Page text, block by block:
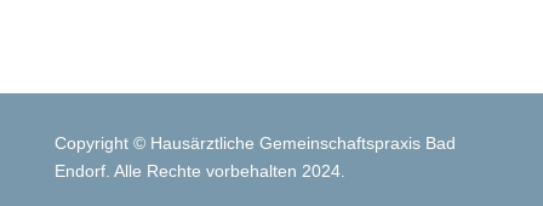
Copyright © Hausärztliche Gemeinschaftspraxis Bad
Endorf. Alle Rechte vorbehalten 2024.